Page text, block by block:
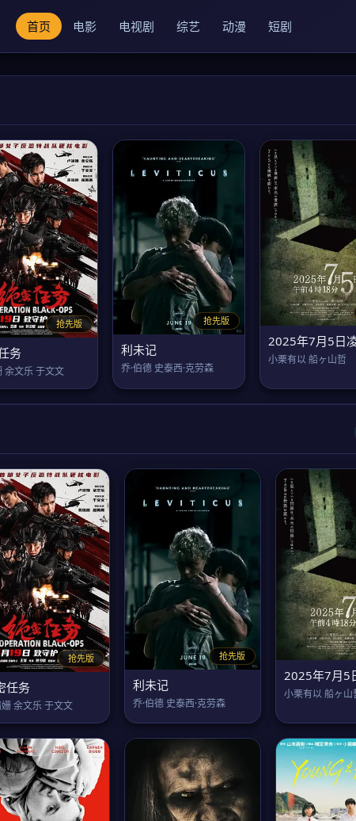
首页 电影 电视剧 综艺 动漫 短剧
抢先版
务
余文乐 于文文
抢先版
利未记
乔·伯德 史泰西·克劳森
小栗有以 船ヶ山哲
抢先版
任务
余文乐 于文文
抢先版
利未记
乔·伯德 史泰西·克劳森
小栗有以 船ヶ山